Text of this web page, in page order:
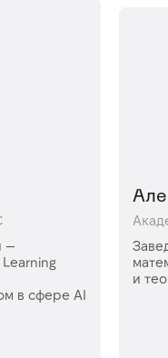
и
—
в сфере AI